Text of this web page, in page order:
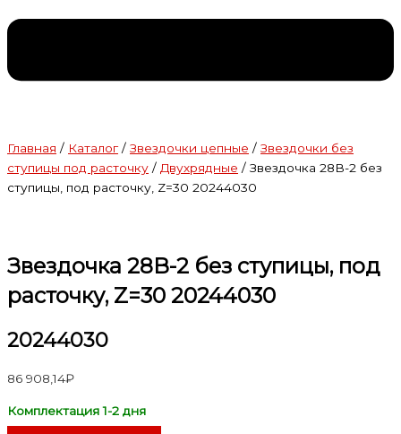
Главная / Каталог / Звездочки цепные / Звездочки без
ступицы под расточку / Двухрядные / Звездочка 28В-2 без
ступицы, под расточку, Z=30 20244030
Звездочка 28В-2 без ступицы, под
расточку, Z=30 20244030
20244030
86 908,14₽
Комплектация 1-2 дня